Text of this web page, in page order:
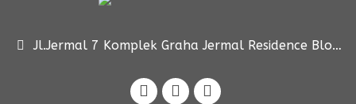
Jl.Jermal 7 Komplek Graha Jermal Residence Blok D11